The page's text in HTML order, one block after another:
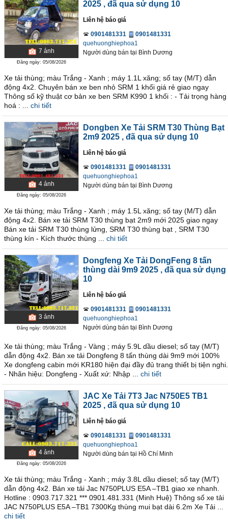
7 ảnh
Đăng ngày: 05/08/2026
2025 , đã qua sử dụng 10
Liên hệ báo giá
0901481331
0901481331
quehuonghiephoa1
Người dùng bán tại Bình Dương
Xe tải thùng; màu Trắng - Xanh ; máy 1.1L xăng; số tay (M/T) dẫn
động 4x2. Chuyên bán xe ben nhỏ SRM 1 khối giá rẻ giao ngay
Thông số kỹ thuật cơ bản xe ben SRM K990 1 khối : - Tải trọng hàng
hoá : ...
chi tiết
4 ảnh
Đăng ngày: 05/08/2026
Dongben Xe Tải SRM T30 Thùng Bạt
2m9 2025 , đã qua sử dụng 10
Liên hệ báo giá
0901481331
0901481331
quehuonghiephoa1
Người dùng bán tại Bình Dương
Xe tải thùng; màu Trắng - Xanh ; máy 1.5L xăng; số tay (M/T) dẫn
động 4x2. Bán xe tải SRM T30 thùng bạt 2m9 mới 2025 giao ngay
Bán xe tải SRM T30 thùng lửng, SRM T30 thùng bạt , SRM T30
thùng kín - Kích thước thùng ...
chi tiết
3 ảnh
Đăng ngày: 05/08/2026
Dongfeng Xe Tải DongFeng 8 tấn
thùng dài 9m9 2025 , đã qua sử dụng
10
Liên hệ báo giá
0901481331
0901481331
quehuonghiephoa1
Người dùng bán tại Bình Dương
Xe tải thùng; màu Trắng - Vàng ; máy 5.9L dầu diesel; số tay (M/T)
dẫn động 4x2. Bán xe tải Dongfeng 8 tấn thùng dài 9m9 mới 100%
Xe dongfeng cabin mới KR180 hiện đại đầy đủ trang thiết bị tiện nghi.
- Nhãn hiệu: Dongfeng - Xuất xứ: Nhập ...
chi tiết
4 ảnh
Đăng ngày: 05/08/2026
JAC Xe Tải 7T3 Jac N750E5 TB1
2025 , đã qua sử dụng 10
Liên hệ báo giá
0901481331
0901481331
quehuonghiephoa1
Người dùng bán tại Hồ Chí Minh
Xe tải thùng; màu Trắng - Xanh ; máy 3.8L dầu diesel; số tay (M/T)
dẫn động 4x2. Bán xe tải Jac N750PLUS E5A –TB1 giao xe nhanh.
Hotline : 0903.717.321 *** 0901.481.331 (Minh Huệ) Thông số xe tải
JAC N750PLUS E5A –TB1 7300Kg thùng mui bạt dài 6.2m Xe Tải ...
chi tiết